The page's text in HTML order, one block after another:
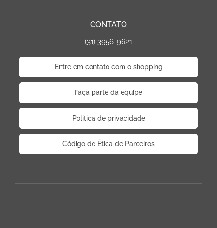
CONTATO
(31) 3956-9621
Entre em contato com o shopping
Faça parte da equipe
Politica de privacidade
Código de Ética de Parceiros